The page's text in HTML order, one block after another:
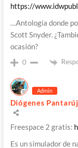
https://
…Antología donde
Scott Snyder.
ocasión?
0
Admin
Diógenes
Freespace 2 gratis:
Es un simulador de